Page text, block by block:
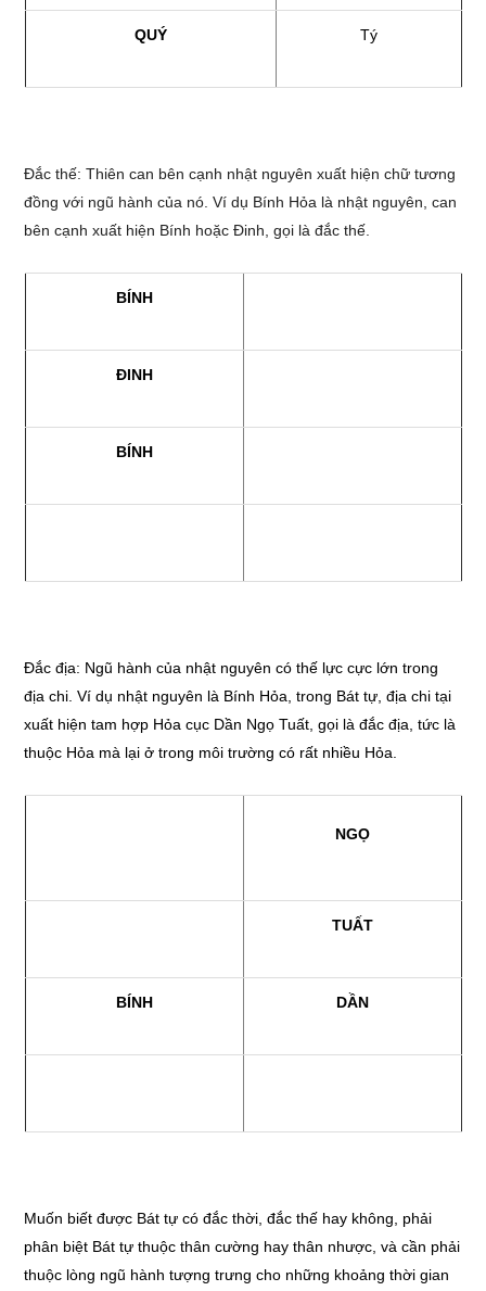
QUÝ Tý
Đắc thế: Thiên can bên cạnh nhật nguyên xuất hiện chữ tương
đồng với ngũ hành của nó. Ví dụ Bính Hỏa là nhật nguyên, can
bên cạnh xuất hiện Bính hoặc Đinh, gọi là đắc thế.
BÍNH
ĐINH
BÍNH
Đắc địa: Ngũ hành của nhật nguyên có thế lực cực lớn trong
địa chi. Ví dụ nhật nguyên là Bính Hỏa, trong Bát tự, địa chi tại
xuất hiện tam hợp Hỏa cục Dần Ngọ Tuất, gọi là đắc địa, tức là
thuộc Hỏa mà lại ở trong môi trường có rất nhiều Hỏa.
NGỌ
TUẤT
BÍNH DẦN
Muốn biết được Bát tự có đắc thời, đắc thế hay không, phải
phân biệt Bát tự thuộc thân cường hay thân nhược, và cần phải
thuộc lòng ngũ hành tượng trưng cho những khoảng thời gian